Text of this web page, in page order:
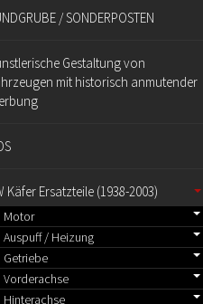
/ SONDERPOSTEN
Gestaltung von
mit historisch anmutender
Käfer Ersatzteile (1938-2003)
Motor
Auspuff / Heizung
Getriebe
Vorderachse
Hinterachse